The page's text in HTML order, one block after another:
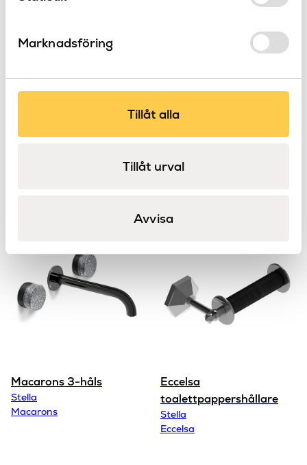
Marknadsföring
Tillåt alla
Tillåt urval
Avvisa
Uni 2-håls sargblandare
Macarons 3-håls
Stella
Macarons
Eccelsa
toalettpappershållare
Stella
Eccelsa